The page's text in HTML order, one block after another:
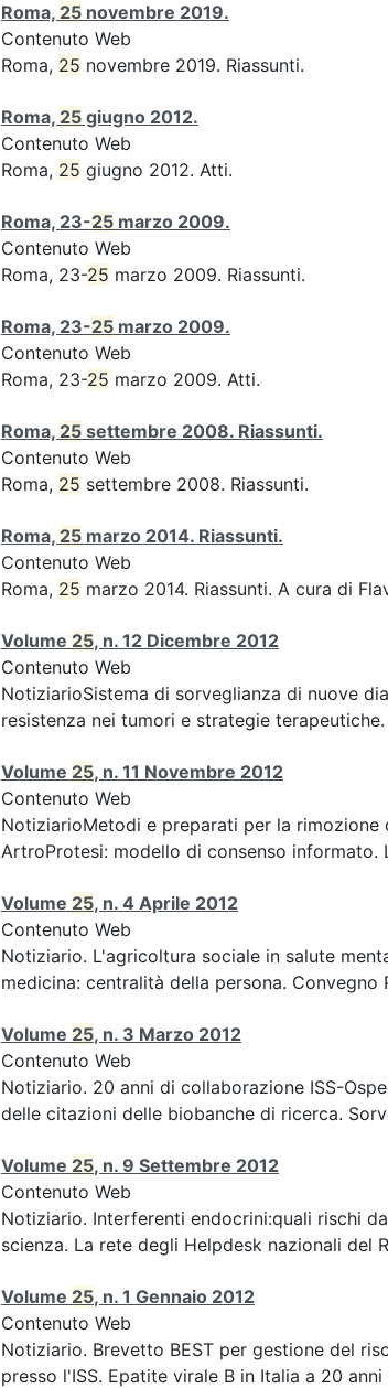
Roma, 25 novembre 2019.
Contenuto Web
Roma, 25 novembre 2019. Riassunti.
Roma, 25 giugno 2012.
Contenuto Web
Roma, 25 giugno 2012. Atti.
Roma, 23-25 marzo 2009.
Contenuto Web
Roma, 23-25 marzo 2009. Riassunti.
Roma, 23-25 marzo 2009.
Contenuto Web
Roma, 23-25 marzo 2009. Atti.
Roma, 25 settembre 2008. Riassunti.
Contenuto Web
Roma, 25 settembre 2008. Riassunti.
Roma, 25 marzo 2014. Riassunti.
Contenuto Web
Roma, 25 marzo 2014. Riassunti. A cura di
Volume 25, n. 12 Dicembre 2012
Contenuto Web
NotiziarioSistema di sorveglianza di nuove
resistenza nei tumori e strategie
Volume 25, n. 11 Novembre 2012
Contenuto Web
NotiziarioMetodi e preparati per la
ArtroProtesi: modello di consenso
Volume 25, n. 4 Aprile 2012
Contenuto Web
Notiziario. L'agricoltura sociale in salute
medicina: centralità della persona. Convegno
Volume 25, n. 3 Marzo 2012
Contenuto Web
Notiziario. 20 anni di collaborazione ISS-
delle citazioni delle biobanche di ricerca.
Volume 25, n. 9 Settembre 2012
Contenuto Web
Notiziario. Interferenti endocrini:quali rischi
scienza. La rete degli Helpdesk nazionali del
Volume 25, n. 1 Gennaio 2012
Contenuto Web
Notiziario. Brevetto BEST per gestione del
presso l'ISS. Epatite virale B in Italia a 20